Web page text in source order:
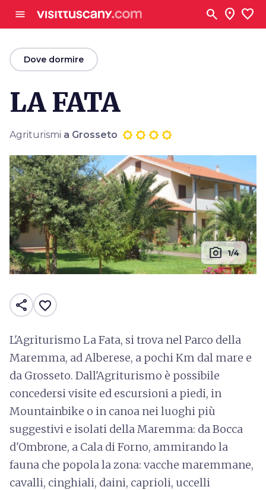
menu search location_on favorite
arrow_backDove dormire
LA FATA
Agriturismi a Grosseto
photo_camera 1/4
share favorite_border
L'Agriturismo La Fata, si trova nel Parco della
Maremma, ad Alberese, a pochi Km dal mare e
da Grosseto. Dall'Agriturismo è possibile
concedersi visite ed escursioni a piedi, in
Mountainbike o in canoa nei luoghi più
suggestivi e isolati della Maremma: da Bocca
d'Ombrone, a Cala di Forno, ammirando la
fauna che popola la zona: vacche maremmane,
cavalli, cinghiali, daini, caprioli, uccelli